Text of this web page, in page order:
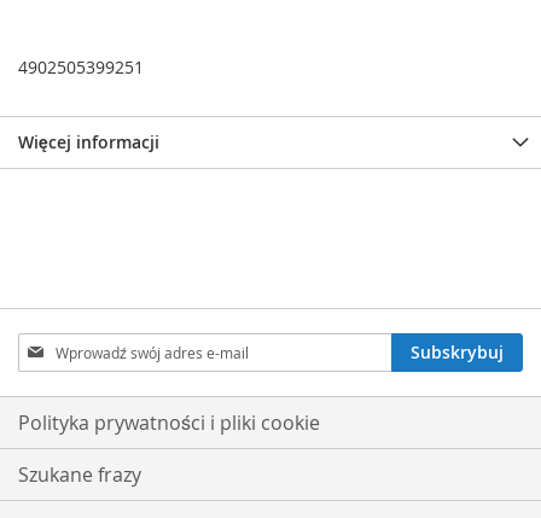
4902505399251
Więcej informacji
Subskrybuj
nasz
newsletter:
Subskrybuj
Polityka prywatności i pliki cookie
Szukane frazy